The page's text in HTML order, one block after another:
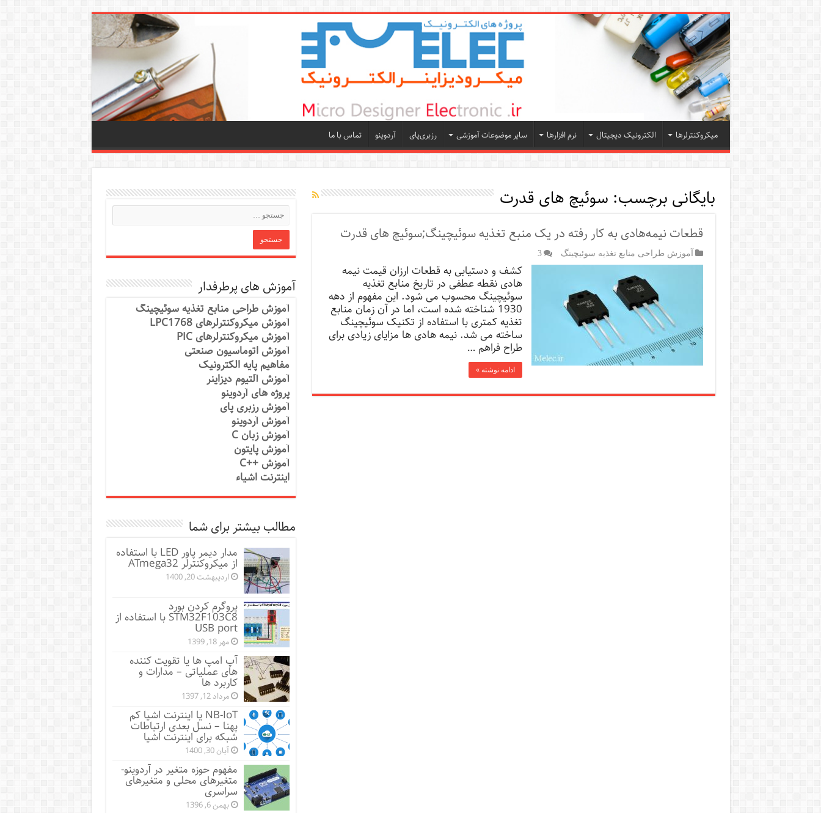
میکروکنترلرها الکترونیک دیجیتال نرم افزارها سایر موضوعات آموزشی رزبری‌پای آردوینو تماس با ما
بایگانی برچسب: سوئیچ های قدرت
قطعات نیمه‌هادی به کار رفته در یک منبع تغذیه سوئیچینگ;سوئیچ های قدرت
آموزش طراحی منابع تغذیه سوئیچینگ 3
کشف و دستیابی به قطعات ارزان قیمت نیمه
هادی نقطه عطفی در تاریخ منابع تغذیه
سوئیچینگ محسوب می شود. این مفهوم از دهه
1930 شناخته شده است، اما در آن زمان منابع
تغذیه کمتری با استفاده از تکنیک سوئیچینگ
ساخته می شد. نیمه هادی ها مزایای زیادی برای
طراح فراهم …
ادامه نوشته »
آموزش های پرطرفدار
آموزش طراحی منابع تغذیه سوئیچینگ
آموزش میکروکنترلرهای LPC1768
آموزش میکروکنترلرهای PIC
آموزش اتوماسیون صنعتی
مفاهیم پایه الکترونیک
آموزش آلتیوم دیزاینر
پروژه های آردوینو
آموزش رزبری پای
آموزش آردوینو
آموزش زبان C
آموزش پایتون
آموزش ++C
اینترنت اشیاء
مطالب بیشتر برای شما
مدار دیمر پاور LED با استفاده
از میکروکنترلر ATmega32
اردیبهشت 20, 1400
پروگرم کردن بورد
STM32F103C8 با استفاده از
USB port
مهر 18, 1399
آپ امپ ها یا تقویت کننده
های عملیاتی – مدارات و
کاربرد ها
مرداد 12, 1397
NB-IoT یا اینترنت اشیا کم
پهنا – نسل بعدی ارتباطات
شبکه برای اینترنت اشیا
آبان 30, 1400
مفهوم حوزه متغیر در آردوینو-
متغیرهای محلی و متغیرهای
سراسری
بهمن 6, 1396